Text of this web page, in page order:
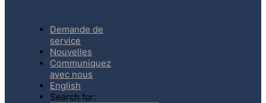
Demande de
service
Nouvelles
Communiquez
avec nous
English
Search for: